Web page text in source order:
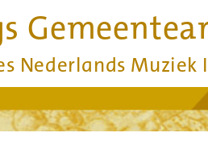
Nederlands